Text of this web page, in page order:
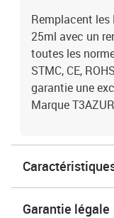
Remplacent les
25ml avec un
toutes les
STMC, CE,
garantie une
Marque T3AZUR
Garantie légale